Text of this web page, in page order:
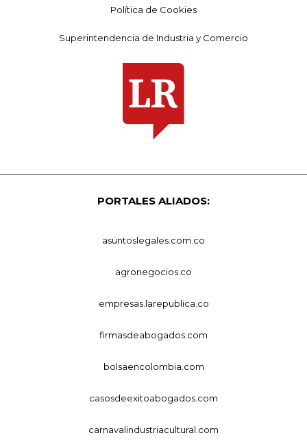
Política de Cookies
Superintendencia de Industria y Comercio
PORTALES ALIADOS:
asuntoslegales.com.co
agronegocios.co
empresas.larepublica.co
firmasdeabogados.com
bolsaencolombia.com
casosdeexitoabogados.com
carnavalindustriacultural.com